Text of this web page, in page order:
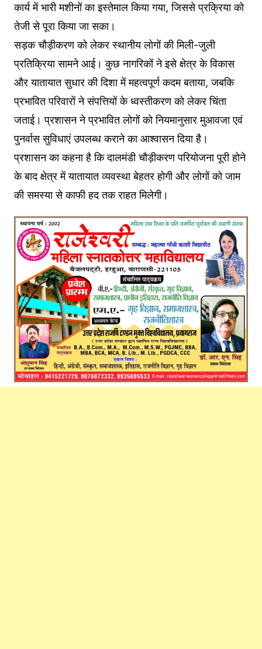
कार्य में भारी मशीनों का इस्तेमाल किया गया, जिससे प्रक्रिया को
तेजी से पूरा किया जा सका।
सड़क चौड़ीकरण को लेकर स्थानीय लोगों की मिली-जुली
प्रतिक्रिया सामने आई। कुछ नागरिकों ने इसे क्षेत्र के विकास
और यातायात सुधार की दिशा में महत्वपूर्ण कदम बताया, जबकि
प्रभावित परिवारों ने संपत्तियों के ध्वस्तीकरण को लेकर चिंता
जताई। प्रशासन ने प्रभावित लोगों को नियमानुसार मुआवजा एवं
पुनर्वास सुविधाएं उपलब्ध कराने का आश्वासन दिया है।
प्रशासन का कहना है कि दालमंडी चौड़ीकरण परियोजना पूरी होने
के बाद क्षेत्र में यातायात व्यवस्था बेहतर होगी और लोगों को जाम
की समस्या से काफी हद तक राहत मिलेगी।